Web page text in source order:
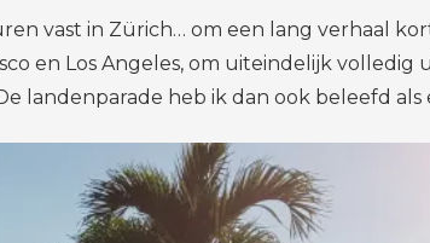
vast in Zürich… om een lang verhaal
en Los Angeles, om uiteindelijk volledig
landenparade heb ik dan ook beleefd als